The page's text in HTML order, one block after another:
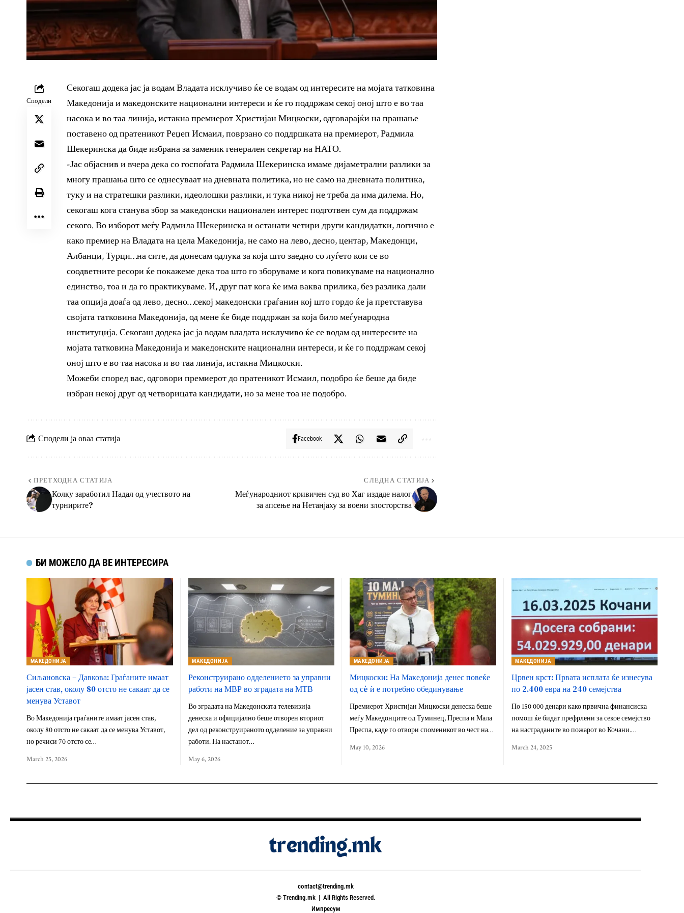
Сподели
Секогаш додека јас ја водам Владата исклучиво ќе се водам од интересите на мојата татковина
Македонија и македонските национални интереси и ќе го поддржам секој оној што е во таа
насока и во таа линија, истакна премиерот Христијан Мицкоски, одговарајќи на прашање
поставено од пратеникот Реџеп Исмаил, поврзано со поддршката на премиерот, Радмила
Шекеринска да биде избрана за заменик генерален секретар на НАТО.
-Јас објаснив и вчера дека со госпоѓата Радмила Шекеринска имаме дијаметрални разлики за
многу прашања што се однесуваат на дневната политика, но не само на дневната политика,
туку и на стратешки разлики, идеолошки разлики, и тука никој не треба да има дилема. Но,
секогаш кога станува збор за македонски национален интерес подготвен сум да поддржам
секого. Во изборот меѓу Радмила Шекеринска и останати четири други кандидатки, логично е
како премиер на Владата на цела Македонија, не само на лево, десно, центар, Македонци,
Албанци, Турци…на сите, да донесам одлука за која што заедно со луѓето кои се во
соодветните ресори ќе покажеме дека тоа што го зборуваме и кога повикуваме на национално
единство, тоа и да го практикуваме. И, друг пат кога ќе има ваква прилика, без разлика дали
таа опција доаѓа од лево, десно…секој македонски граѓанин кој што гордо ќе ја претставува
својата татковина Македонија, од мене ќе биде поддржан за која било меѓународна
институција. Секогаш додека јас ја водам владата исклучиво ќе се водам од интересите на
мојата татковина Македонија и македонските национални интереси, и ќе го поддржам секој
оној што е во таа насока и во таа линија, истакна Мицкоски.
Можеби според вас, одговори премиерот до пратеникот Исмаил, подобро ќе беше да биде
избран некој друг од четворицата кандидати, но за мене тоа не подобро.
Сподели ја оваа статија Facebook
ПРЕТХОДНА СТАТИЈА
Колку заработил Надал од учеството на
турнирите?
СЛЕДНА СТАТИЈА
Меѓународниот кривичен суд во Хаг издаде налог
за апсење на Нетанјаху за воени злосторства
БИ МОЖЕЛО ДА ВЕ ИНТЕРЕСИРА
МАКЕДОНИЈА
Сиљановска – Давкова: Граѓаните имаат
јасен став, околу 80 отсто не сакаат да се
менува Уставот
Во Македонија граѓаните имаат јасен став,
околу 80 отсто не сакаат да се менува Уставот,
но речиси 70 отсто се…
March 25, 2026
МАКЕДОНИЈА
Реконструирано одделението за управни
работи на МВР во зградата на МТВ
Во зградата на Македонската телевизија
денеска и официјално беше отворен вториот
дел од реконструираното одделение за управни
работи. На настанот…
May 6, 2026
МАКЕДОНИЈА
Мицкоски: На Македонија денес повеќе
од сè ѝ е потребно обединување
Премиерот Христијан Мицкоски денеска беше
меѓу Македонците од Туминец, Преспа и Мала
Преспа, каде го отвори споменикот во чест на…
May 10, 2026
МАКЕДОНИЈА
Црвен крст: Првата исплата ќе изнесува
по 2.400 евра на 240 семејства
По 150 000 денари како првична финансиска
помош ќе бидат префрлени за секое семејство
на настраданите во пожарот во Кочани.…
March 24, 2025
contact@trending.mk
© Trending.mk | All Rights Reserved.
Импресум